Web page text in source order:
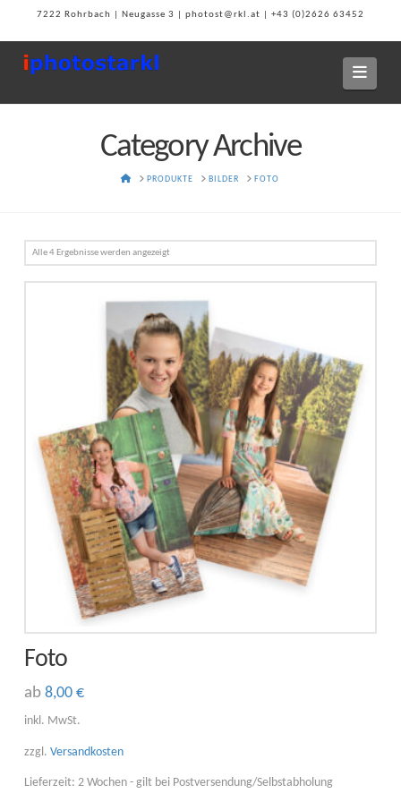
7222 Rohrbach | Neugasse 3 | photost@rkl.at | +43 (0)2626 63452
Category Archive
HOMEPRODUKTE BILDER FOTO
Alle 4 Ergebnisse werden angezeigt
Foto
ab 8,00 €
Dieses
Produkt
weist
inkl. MwSt.
zzgl. Versandkosten
Lieferzeit: 2 Wochen - gilt bei Postversendung/Selbstabholung